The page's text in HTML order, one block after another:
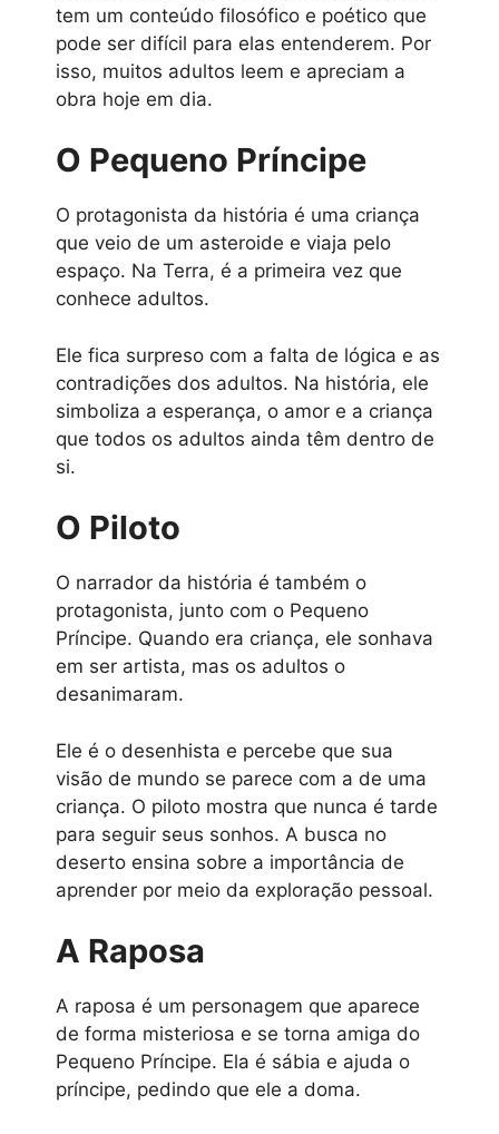
tem um conteúdo filosófico e poético que
pode ser difícil para elas entenderem. Por
isso, muitos adultos leem e apreciam a
obra hoje em dia.
O Pequeno Príncipe
O protagonista da história é uma criança
que veio de um asteroide e viaja pelo
espaço. Na Terra, é a primeira vez que
conhece adultos.
Ele fica surpreso com a falta de lógica e as
contradições dos adultos. Na história, ele
simboliza a esperança, o amor e a criança
que todos os adultos ainda têm dentro de
si.
O Piloto
O narrador da história é também o
protagonista, junto com o Pequeno
Príncipe. Quando era criança, ele sonhava
em ser artista, mas os adultos o
desanimaram.
Ele é o desenhista e percebe que sua
visão de mundo se parece com a de uma
criança. O piloto mostra que nunca é tarde
para seguir seus sonhos. A busca no
deserto ensina sobre a importância de
aprender por meio da exploração pessoal.
A Raposa
A raposa é um personagem que aparece
de forma misteriosa e se torna amiga do
Pequeno Príncipe. Ela é sábia e ajuda o
príncipe, pedindo que ele a doma.